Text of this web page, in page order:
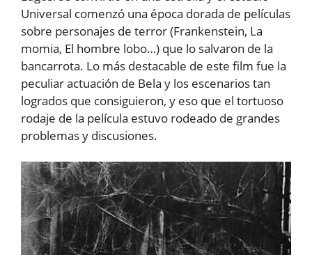
Universal comenzó una época dorada de películas
sobre personajes de terror (Frankenstein, La
momia, El hombre lobo…) que lo salvaron de la
bancarrota. Lo más destacable de este film fue la
peculiar actuación de Bela y los escenarios tan
logrados que consiguieron, y eso que el tortuoso
rodaje de la película estuvo rodeado de grandes
problemas y discusiones.